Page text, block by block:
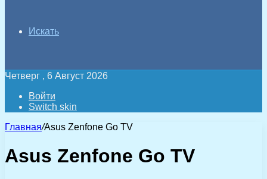
Искать
Четверг , 6 Август 2026
Войти
Switch skin
Главная/Asus Zenfone Go TV
Asus Zenfone Go TV